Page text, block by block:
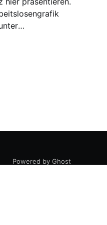
die
Powered by Ghost